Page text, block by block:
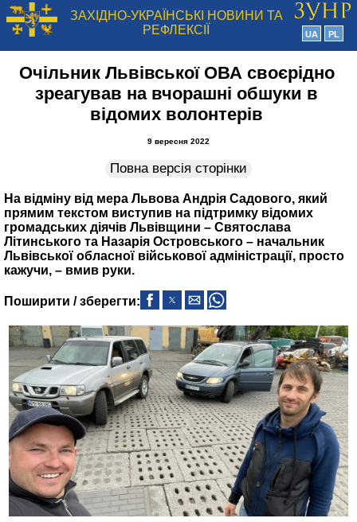
ЗАХІДНО-УКРАЇНСЬКІ НОВИНИ ТА
РЕФЛЕКСІЇ
UA PL
Очільник Львівської ОВА своєрідно
зреагував на вчорашні обшуки в
відомих волонтерів
9 вересня 2022
Повна версія сторінки
На відміну від мера Львова Андрія Садового, який
прямим текстом виступив на підтримку відомих
громадських діячів Львівщини – Святослава
Літинського та Назарія Островського – начальник
Львівської обласної військової адміністрації, просто
кажучи, – вмив руки.
Поширити / зберегти: